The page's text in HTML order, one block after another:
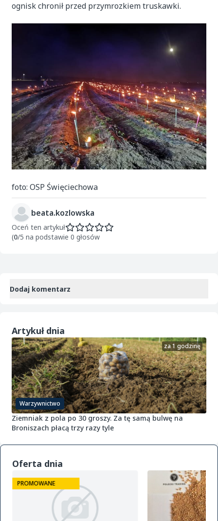
ognisk chronił przed przymrozkiem truskawki.
foto: OSP Święciechowa
beata.kozlowska
Oceń ten artykuł
(0/5 na podstawie 0 głosów
Dodaj komentarz
Artykuł dnia
Warzywnictwo
za 1 godzinę
Ziemniak z pola po 30 groszy. Za tę samą bulwę na
Broniszach płacą trzy razy tyle
Oferta dnia
PROMOWANE